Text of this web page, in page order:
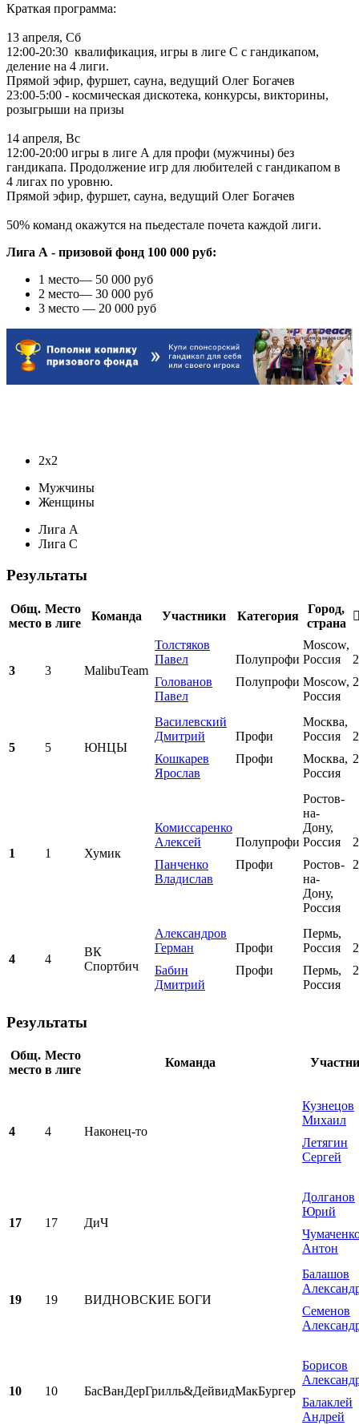
Краткая программа:
13 апреля, Сб
12:00-20:30 квалификация, игры в лиге С с гандикапом,
деление на 4 лиги.
Прямой эфир, фуршет, сауна, ведущий Олег Богачев
23:00-5:00 - космическая дискотека, конкурсы, викторины,
розыгрыши на призы
14 апреля, Вс
12:00-20:00 игры в лиге А для профи (мужчины) без
гандикапа. Продолжение игр для любителей с гандикапом в
4 лигах по уровню.
Прямой эфир, фуршет, сауна, ведущий Олег Богачев
50% команд окажутся на пьедестале почета каждой лиги.
Лига А - призовой фонд 100 000 руб:
1 место— 50 000 руб
2 место— 30 000 руб
3 место — 20 000 руб
2х2
Мужчины
Женщины
Лига A
Лига C
Результаты
Общ.
место
Место
в лиге
Команда Участники Категория
Город,
страна
3 3 MalibuTeam
Толстяков
Павел
Голованов
Павел
Полупрофи
Полупрофи
Moscow,
Россия
Moscow,
Россия
2
2
5 5 ЮНЦЫ
Василевский
Дмитрий
Кошкарев
Ярослав
Профи
Профи
Москва,
Россия
Москва,
Россия
2
2
1 1 Хумик
Комиссаренко
Алексей
Панченко
Владислав
Полупрофи
Профи
Ростов-
на-
Дону,
Россия
Ростов-
на-
Дону,
Россия
2
2
4 4
ВК
Спортбич
Александров
Герман
Бабин
Дмитрий
Профи
Профи
Пермь,
Россия
Пермь,
Россия
2
2
Результаты
Общ.
место
Место
в лиге
Команда
4 4 Наконец-то
Кузнецов
Михаил
Летягин
Сергей
17 17 ДиЧ
Долганов
Юрий
Антон
19 19 ВИДНОВСКИЕ БОГИ
Балашов
Семенов
10 10 БасВанДерГрилль&ДейвидМакБургер
Борисов
Балаклей
Андрей